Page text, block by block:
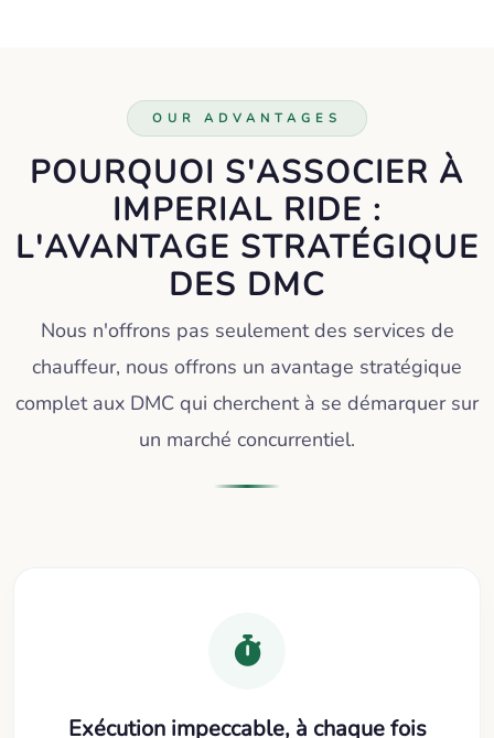
OUR ADVANTAGES
POURQUOI S'ASSOCIER À
IMPERIAL RIDE :
L'AVANTAGE STRATÉGIQUE
DES DMC
Nous n'offrons pas seulement des services de
chauffeur, nous offrons un avantage stratégique
complet aux DMC qui cherchent à se démarquer sur
un marché concurrentiel.
Exécution impeccable, à chaque fois